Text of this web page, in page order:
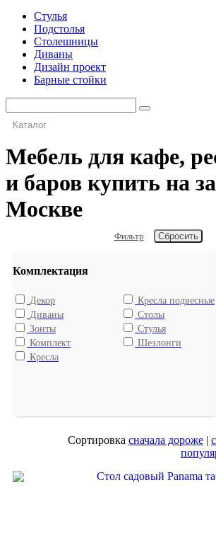
Стулья
Подстолья
Столешницы
Диваны
Дизайн проект
Барные стойки
Каталог
Мебель для кафе,
и баров купить на
Москве
Фильтр
Комплектация
Декор
Диваны
Зонты
Комплект
Кресла
Кресла подвесные
Столы
Стулья
Шезлонги
Сортировка сначала дороже |